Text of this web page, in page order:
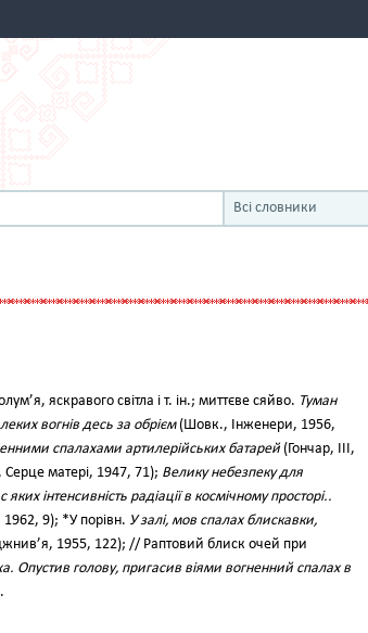
Всі словники
яскравого світла і т. ін.; миттєве сяйво. Туман
вогнів десь за обрієм(Шовк., Інженери, 1956,
спалахами артилерійських батарей (Гончар, III,
матері, 1947, 71); Велику небезпеку для
інтенсивність радіації в космічному просторі..
9); *У порівн. У залі, мов спалах блискавки,
1955, 122); // Раптовий блиск очей при
Опустив голову, пригасив віями вогненний спалах в